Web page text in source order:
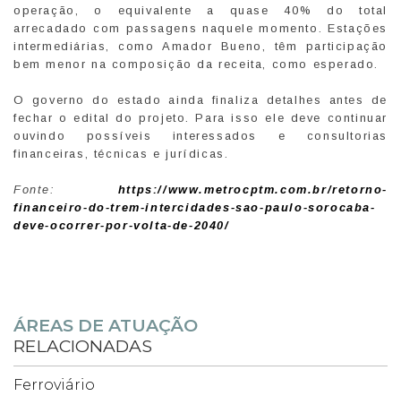
operação, o equivalente a quase 40% do total
arrecadado com passagens naquele momento. Estações
intermediárias, como Amador Bueno, têm participação
bem menor na composição da receita, como esperado.
O governo do estado ainda finaliza detalhes antes de
fechar o edital do projeto. Para isso ele deve continuar
ouvindo possíveis interessados e consultorias
financeiras, técnicas e jurídicas.
Fonte: https://www.metrocptm.com.br/retorno-
financeiro-do-trem-intercidades-sao-paulo-sorocaba-
deve-ocorrer-por-volta-de-2040/
ÁREAS DE ATUAÇÃO
RELACIONADAS
Ferroviário